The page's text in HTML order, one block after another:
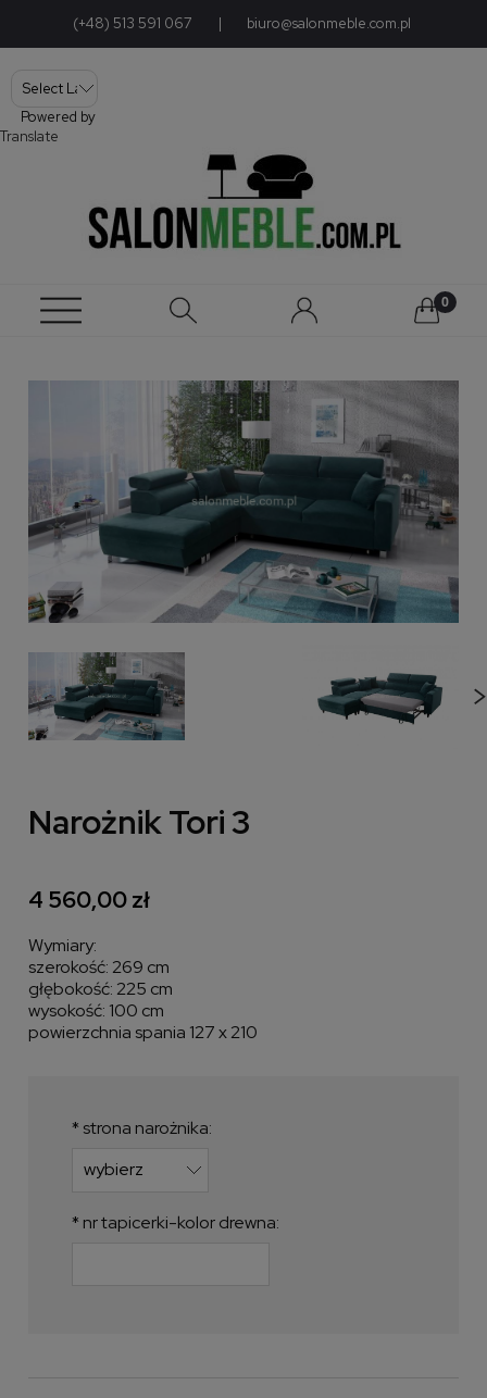
(+48) 513 591 067 | biuro@salonmeble.com.pl
Powered by
Translate
Narożnik Tori 3
4 560,00 zł
Wymiary:
szerokość: 269 cm
głębokość: 225 cm
wysokość: 100 cm
powierzchnia spania 127 x 210
* strona narożnika:
* nr tapicerki-kolor drewna: